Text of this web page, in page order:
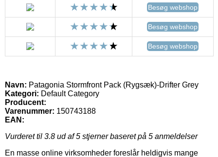
Besøg webshop
Besøg webshop
Besøg webshop
Navn: Patagonia Stormfront Pack (Rygsæk)-Drifter Grey
Kategori: Default Category
Producent:
Varenummer: 150743188
EAN:
Vurderet til 3.8 ud af 5 stjerner baseret på 5 anmeldelser
En masse online virksomheder foreslår heldigvis mange